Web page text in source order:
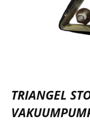
TRIANGEL